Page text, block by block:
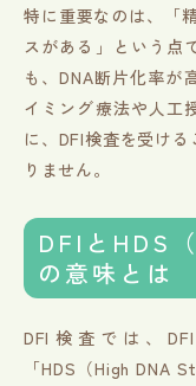
特に重要なのは、「
スがある」という点
も、DNA断片化率が
イミング療法や人工
に、DFI検査を受け
りません。
DFIとHDS
の意味とは
DFI検査では、
「HDS（High DNA